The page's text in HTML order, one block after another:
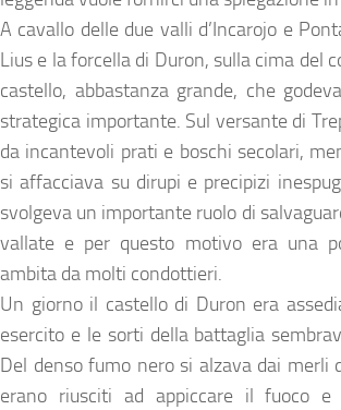
A cavallo delle due valli d’Incarojo e
Lius e la forcella di Duron, sulla cima del
castello, abbastanza grande, che
strategica importante. Sul versante di
da incantevoli prati e boschi secolari,
si affacciava su dirupi e precipizi
svolgeva un importante ruolo di
vallate e per questo motivo era una
ambita da molti condottieri.
Un giorno il castello di Duron era
esercito e le sorti della battaglia
Del denso fumo nero si alzava dai merli
erano riusciti ad appiccare il fuoco